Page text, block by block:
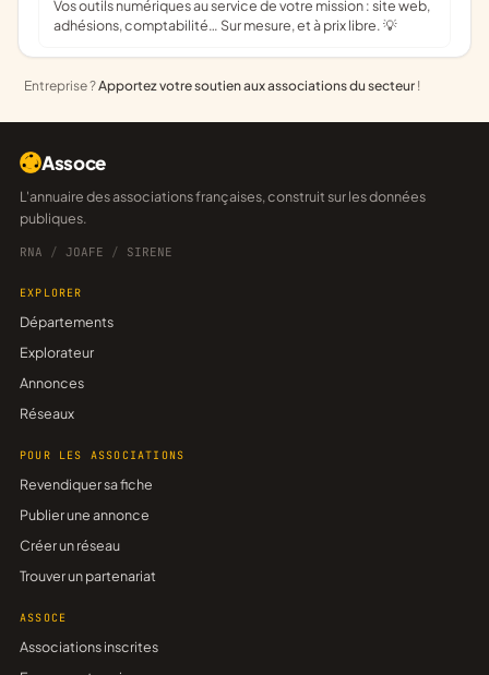
Vos outils numériques au service de votre mission : site web,
adhésions, comptabilité… Sur mesure, et à prix libre. 💡
Entreprise ?Apportez votre soutien aux associations du secteur !
Assoce
L'annuaire des associations françaises, construit sur les données
publiques.
RNA / JOAFE / SIRENE
EXPLORER
Départements
Explorateur
Annonces
Réseaux
POUR LES ASSOCIATIONS
Revendiquer sa fiche
Publier une annonce
Créer un réseau
Trouver un partenariat
ASSOCE
Associations inscrites